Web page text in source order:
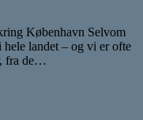
København Selvom
landet – og vi er ofte
fra de…